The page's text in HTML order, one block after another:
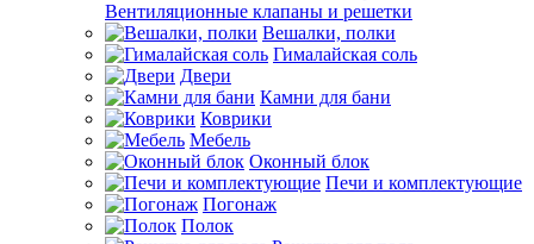
Вентиляционные клапаны и решетки
Вешалки, полки
Гималайская соль
Двери
Камни для бани
Коврики
Мебель
Оконный блок
Печи и комплектующие
Погонаж
Полок